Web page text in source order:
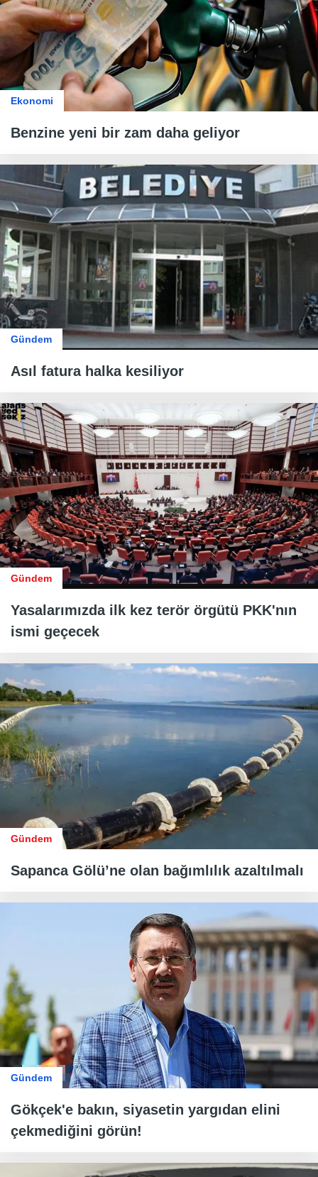
Ekonomi
Benzine yeni bir zam daha geliyor
Gündem
Asıl fatura halka kesiliyor
Gündem
Yasalarımızda ilk kez terör örgütü PKK'nın
ismi geçecek
Gündem
Sapanca Gölü’ne olan bağımlılık azaltılmalı
Gündem
Gökçek'e bakın, siyasetin yargıdan elini
çekmediğini görün!